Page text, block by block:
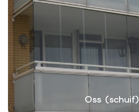
Oss (schuif)